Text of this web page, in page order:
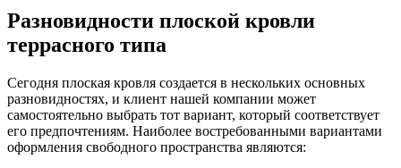
Разновидности плоской кровли
террасного типа
Сегодня плоская кровля создается в нескольких основных
разновидностях, и клиент нашей компании может
самостоятельно выбрать тот вариант, который соответствует
его предпочтениям. Наиболее востребованными вариантами
оформления свободного пространства являются: